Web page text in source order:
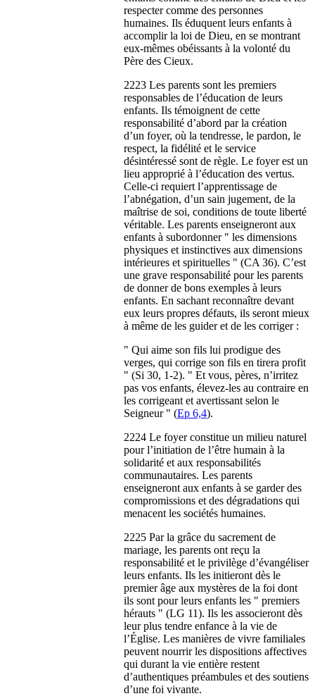
respecter comme des personnes
humaines. Ils éduquent leurs enfants à
accomplir la loi de Dieu, en se montrant
eux-mêmes obéissants à la volonté du
Père des Cieux.
2223 Les parents sont les premiers
responsables de l’éducation de leurs
enfants. Ils témoignent de cette
responsabilité d’abord par la création
d’un foyer, où la tendresse, le pardon, le
respect, la fidélité et le service
désintéressé sont de règle. Le foyer est un
lieu approprié à l’éducation des vertus.
Celle-ci requiert l’apprentissage de
l’abnégation, d’un sain jugement, de la
maîtrise de soi, conditions de toute liberté
véritable. Les parents enseigneront aux
enfants à subordonner " les dimensions
physiques et instinctives aux dimensions
intérieures et spirituelles " (CA 36). C’est
une grave responsabilité pour les parents
de donner de bons exemples à leurs
enfants. En sachant reconnaître devant
eux leurs propres défauts, ils seront mieux
à même de les guider et de les corriger :
" Qui aime son fils lui prodigue des
verges, qui corrige son fils en tirera profit
" (Si 30, 1-2). " Et vous, pères, n’irritez
pas vos enfants, élevez-les au contraire en
les corrigeant et avertissant selon le
Seigneur " (Ep 6,4).
2224 Le foyer constitue un milieu naturel
pour l’initiation de l’être humain à la
solidarité et aux responsabilités
communautaires. Les parents
enseigneront aux enfants à se garder des
compromissions et des dégradations qui
menacent les sociétés humaines.
2225 Par la grâce du sacrement de
mariage, les parents ont reçu la
responsabilité et le privilège d’évangéliser
leurs enfants. Ils les initieront dès le
premier âge aux mystères de la foi dont
ils sont pour leurs enfants les " premiers
hérauts " (LG 11). Ils les associeront dès
leur plus tendre enfance à la vie de
l’Église. Les manières de vivre familiales
peuvent nourrir les dispositions affectives
qui durant la vie entière restent
d’authentiques préambules et des soutiens
d’une foi vivante.